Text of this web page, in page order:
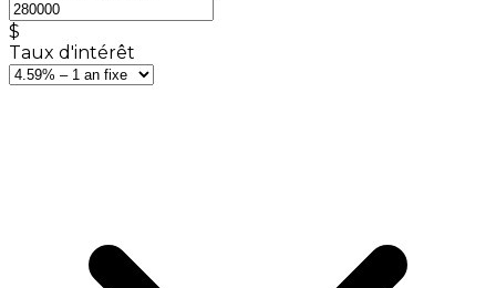
$
Taux d'intérêt